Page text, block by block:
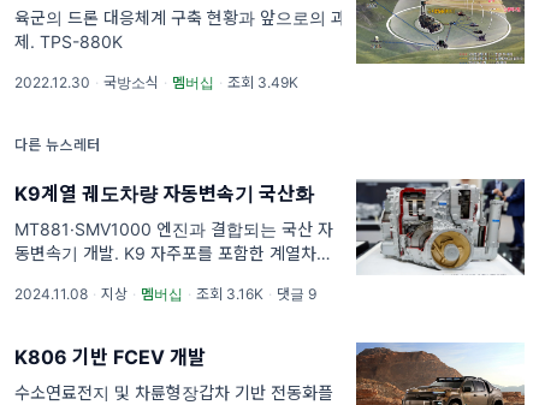
육군의 드론 대응체계 구축 현황과 앞으로의 과
제. TPS-880K
2022.12.30 · 국방소식 · 멤버십 · 조회 3.49K
다른 뉴스레터
K9계열 궤도차량 자동변속기 국산화
MT881·SMV1000 엔진과 결합되는 국산 자
동변속기 개발. K9 자주포를 포함한 계열차량
社의 MT881 Ka-500 디젤엔진과 Allison
2024.11.08 · 지상 · 멤버십 · 조회 3.16K · 댓글 9
K806 기반 FCEV 개발
수소연료전지 및 차륜형장갑차 기반 전동화플